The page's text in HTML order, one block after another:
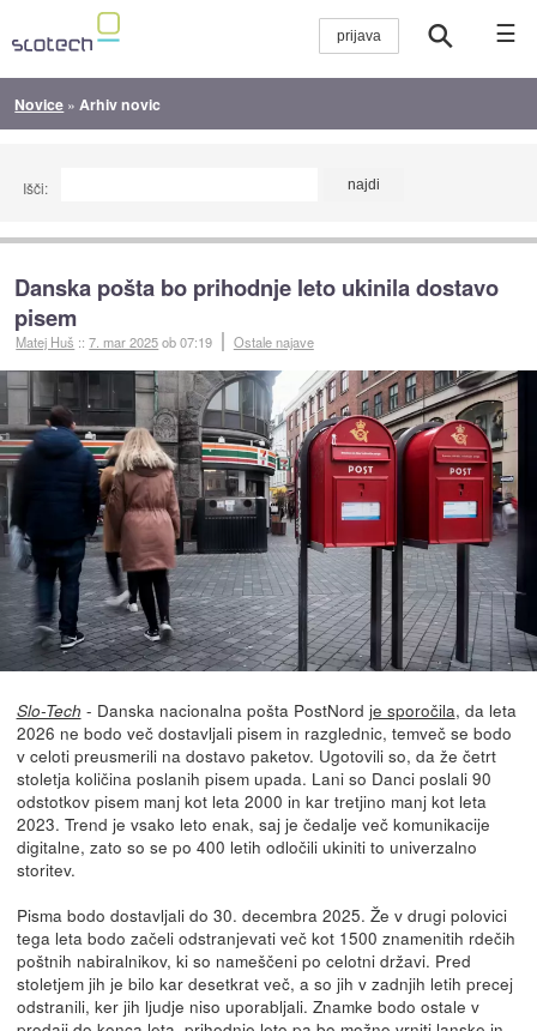
☰
Novice » Arhiv novic
Išči:
Danska pošta bo prihodnje leto ukinila dostavo
pisem
Matej Huš ::7. mar 2025ob 07:19 Ostale najave
Slo-Tech - Danska nacionalna pošta PostNord je sporočila, da leta
2026 ne bodo več dostavljali pisem in razglednic, temveč se bodo
v celoti preusmerili na dostavo paketov. Ugotovili so, da že četrt
stoletja količina poslanih pisem upada. Lani so Danci poslali 90
odstotkov pisem manj kot leta 2000 in kar tretjino manj kot leta
2023. Trend je vsako leto enak, saj je čedalje več komunikacije
digitalne, zato so se po 400 letih odločili ukiniti to univerzalno
storitev.
Pisma bodo dostavljali do 30. decembra 2025. Že v drugi polovici
tega leta bodo začeli odstranjevati več kot 1500 znamenitih rdečih
poštnih nabiralnikov, ki so nameščeni po celotni državi. Pred
stoletjem jih je bilo kar desetkrat več, a so jih v zadnjih letih precej
odstranili, ker jih ljudje niso uporabljali. Znamke bodo ostale v